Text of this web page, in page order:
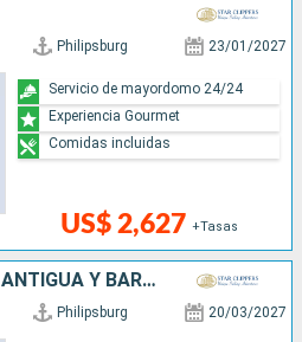
Philipsburg 23/01/2027
US$ 2,627 +Tasas
Servicio de mayordomo 24/24
Experiencia Gourmet
Comidas incluidas
SAN MARTÍN, FRANCIA, ANTIGUA Y BARBUDA,
Philipsburg 20/03/2027